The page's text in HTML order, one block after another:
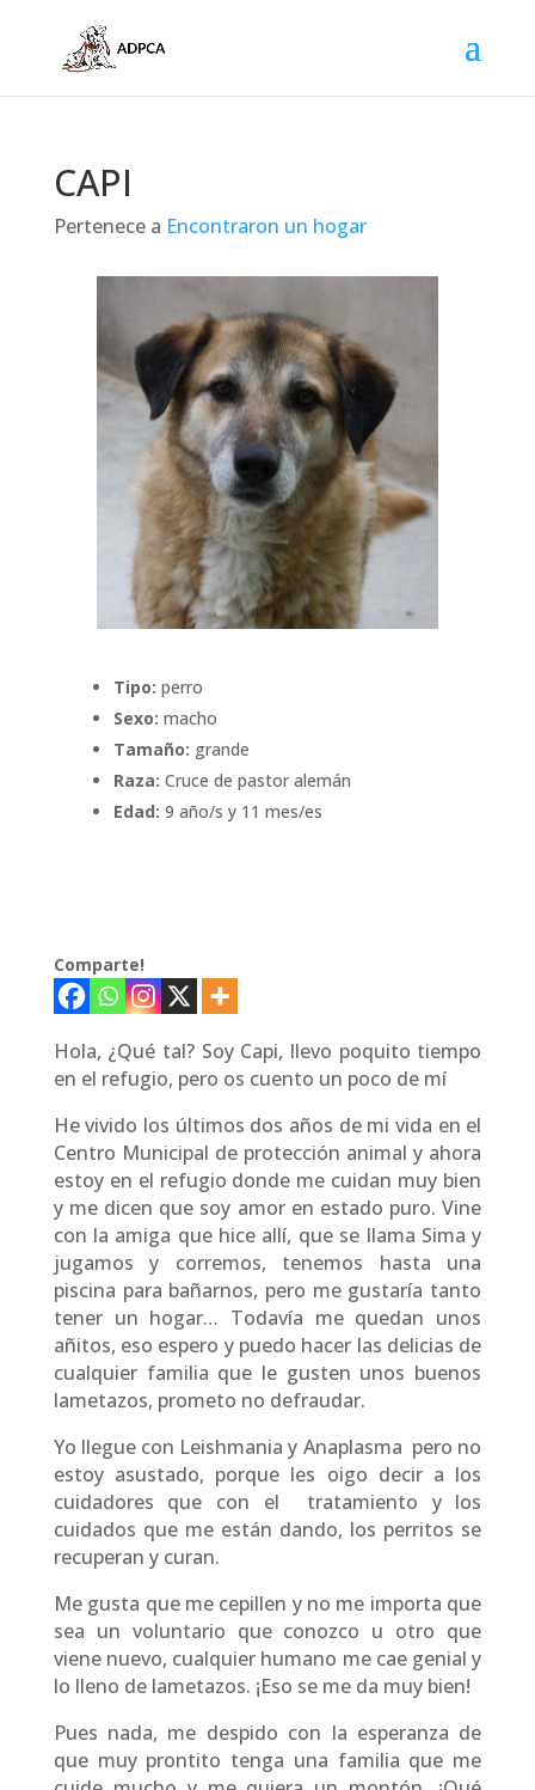
CAPI
Pertenece a Encontraron un hogar
Tipo: perro
Sexo: macho
Tamaño: grande
Raza: Cruce de pastor alemán
Edad: 9 año/s y 11 mes/es
Comparte!
Hola, ¿Qué tal? Soy Capi, llevo poquito tiempo
en el refugio, pero os cuento un poco de mí
He vivido los últimos dos años de mi vida en el
Centro Municipal de protección animal y ahora
estoy en el refugio donde me cuidan muy bien
y me dicen que soy amor en estado puro. Vine
con la amiga que hice allí, que se llama Sima y
jugamos y corremos, tenemos hasta una
piscina para bañarnos, pero me gustaría tanto
tener un hogar… Todavía me quedan unos
añitos, eso espero y puedo hacer las delicias de
cualquier familia que le gusten unos buenos
lametazos, prometo no defraudar.
Yo llegue con Leishmania y Anaplasma pero no
estoy asustado, porque les oigo decir a los
cuidadores que con el tratamiento y los
cuidados que me están dando, los perritos se
recuperan y curan.
Me gusta que me cepillen y no me importa que
sea un voluntario que conozco u otro que
viene nuevo, cualquier humano me cae genial y
lo lleno de lametazos. ¡Eso se me da muy bien!
Pues nada, me despido con la esperanza de
que muy prontito tenga una familia que me